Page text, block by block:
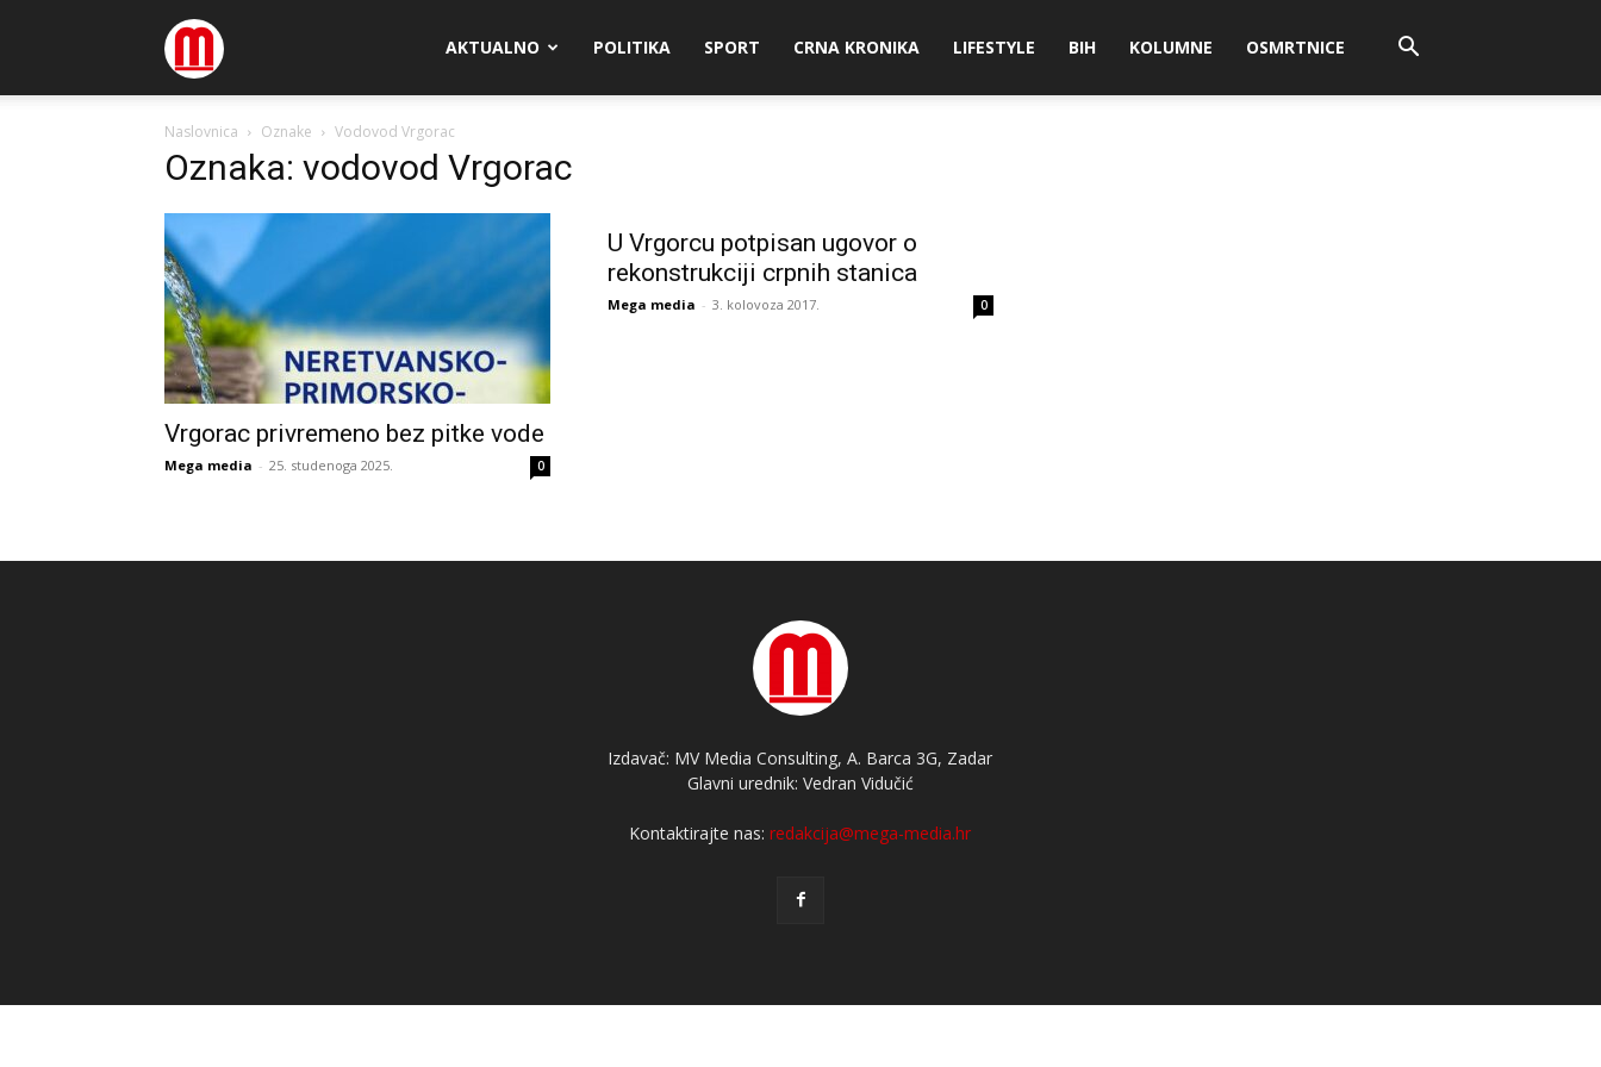
Megamedia AKTUALNO POLITIKA SPORT CRNA KRONIKA LIFESTYLE BIH KOLUMNE OSMRTNICE
Naslovnica Oznake Vodovod Vrgorac
Oznaka: vodovod Vrgorac
Vrgorac privremeno bez pitke vode
Mega media - 25. studenoga 2025. 0
U Vrgorcu potpisan ugovor o
rekonstrukciji crpnih stanica
Mega media - 3. kolovoza 2017. 0
Izdavač: MV Media Consulting, A. Barca 3G, Zadar
Glavni urednik: Vedran Vidučić
Kontaktirajte nas:redakcija@mega-media.hr